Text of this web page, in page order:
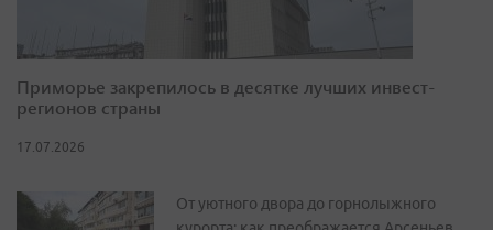
Приморье закрепилось в десятке лучших инвест-
регионов страны
17.07.2026
От уютного двора до горнолыжного